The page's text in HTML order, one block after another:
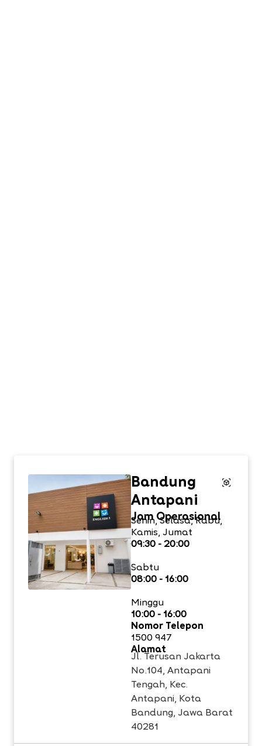
Bandung
Antapani
Jam Operasional
Senin, Selasa, Rabu,
Kamis, Jumat
09:30 - 20:00
Sabtu
08:00 - 16:00
Minggu
10:00 - 16:00
Nomor Telepon
1500 947
Alamat
Jl. Terusan Jakarta
No.104, Antapani
Tengah, Kec.
Antapani, Kota
Bandung, Jawa Barat
40281